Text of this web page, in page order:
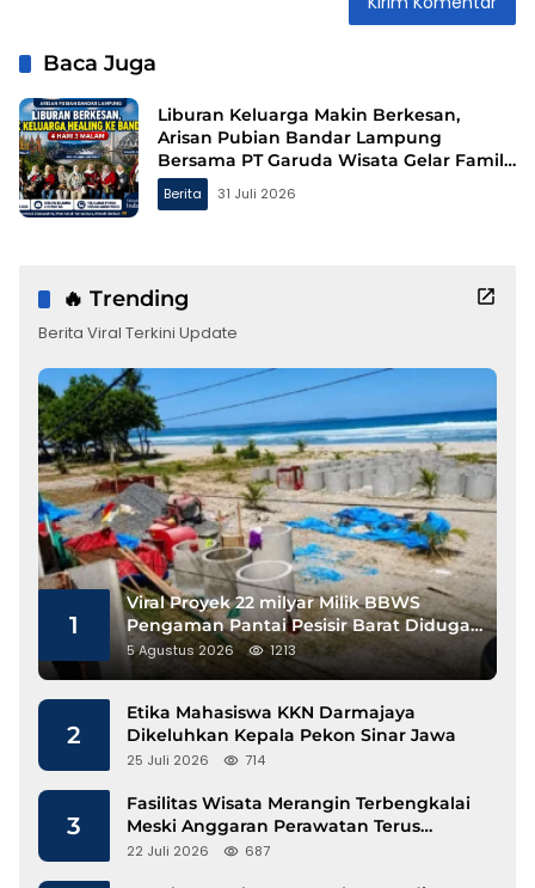
Baca Juga
Liburan Keluarga Makin Berkesan,
Arisan Pubian Bandar Lampung
Bersama PT Garuda Wisata Gelar Family
Gathering ke Bandung
Berita 31 Juli 2026
🔥 Trending
Berita Viral Terkini Update
1
Viral Proyek 22 milyar Milik BBWS
Pengaman Pantai Pesisir Barat Diduga
Gunakan Besi Banci
5 Agustus 2026 1213
2
Etika Mahasiswa KKN Darmajaya
Dikeluhkan Kepala Pekon Sinar Jawa
25 Juli 2026 714
3
Fasilitas Wisata Merangin Terbengkalai
Meski Anggaran Perawatan Terus
Mengalir
22 Juli 2026 687